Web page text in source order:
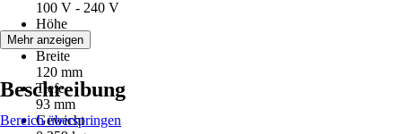
100 V - 240 V
Höhe
230 mm
Breite
120 mm
Tiefe
93 mm
Gewicht
Mehr anzeigen
Beschreibung
Bereich überspringen